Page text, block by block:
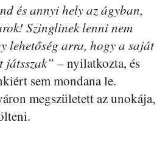
és annyi hely az ágyban,
Szinglinek lenni nem
lehetőség arra, hogy a saját
játsszak” – nyilatkozta, és
sem mondana le.
megszületett az unokája,